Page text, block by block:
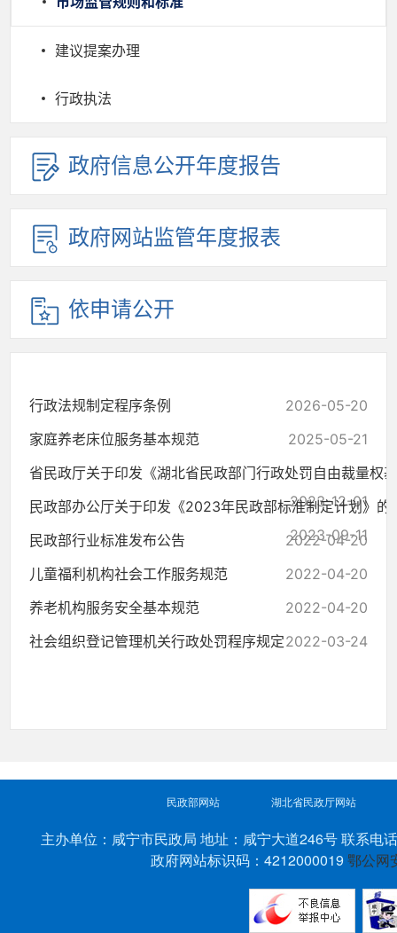
建议提案办理
行政执法
政府信息公开年度报告
政府网站监管年度报表
依申请公开
行政法规制定程序条例
2026-05-20
家庭养老床位服务基本规范
2025-05-21
省民政厅关于印发《湖北省民政部门行政处罚自由裁量权
2023-12-01
民政部办公厅关于印发《2023年民政部标准制定计划》的
2023-09-11
民政部行业标准发布公告
2022-04-20
儿童福利机构社会工作服务规范
2022-04-20
养老机构服务安全基本规范
2022-04-20
社会组织登记管理机关行政处罚程序规定2022-03-24